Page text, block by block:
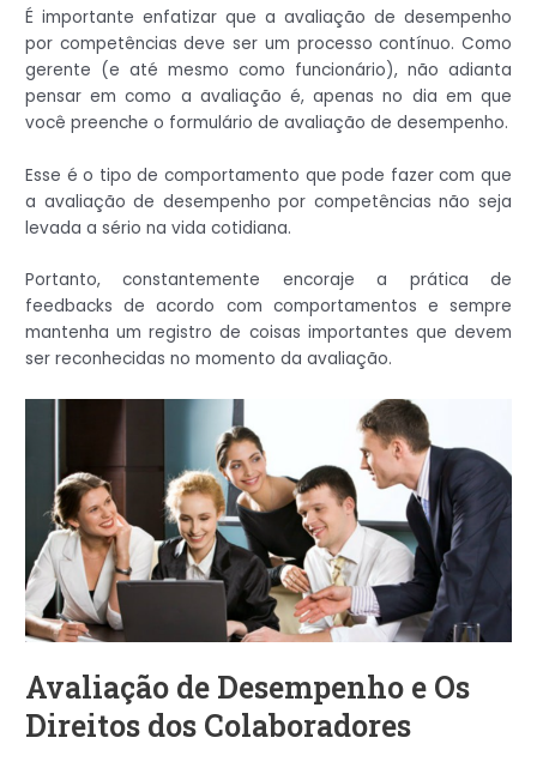
É importante enfatizar que a avaliação de desempenho
por competências deve ser um processo contínuo. Como
gerente (e até mesmo como funcionário), não adianta
pensar em como a avaliação é, apenas no dia em que
você preenche o formulário de avaliação de desempenho.
Esse é o tipo de comportamento que pode fazer com que
a avaliação de desempenho por competências não seja
levada a sério na vida cotidiana.
Portanto, constantemente encoraje a prática de
feedbacks de acordo com comportamentos e sempre
mantenha um registro de coisas importantes que devem
ser reconhecidas no momento da avaliação.
Avaliação de Desempenho e Os
Direitos dos Colaboradores